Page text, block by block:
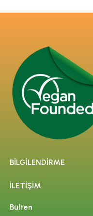
BİLGİLENDİRME
İLETİŞİM
Bülten